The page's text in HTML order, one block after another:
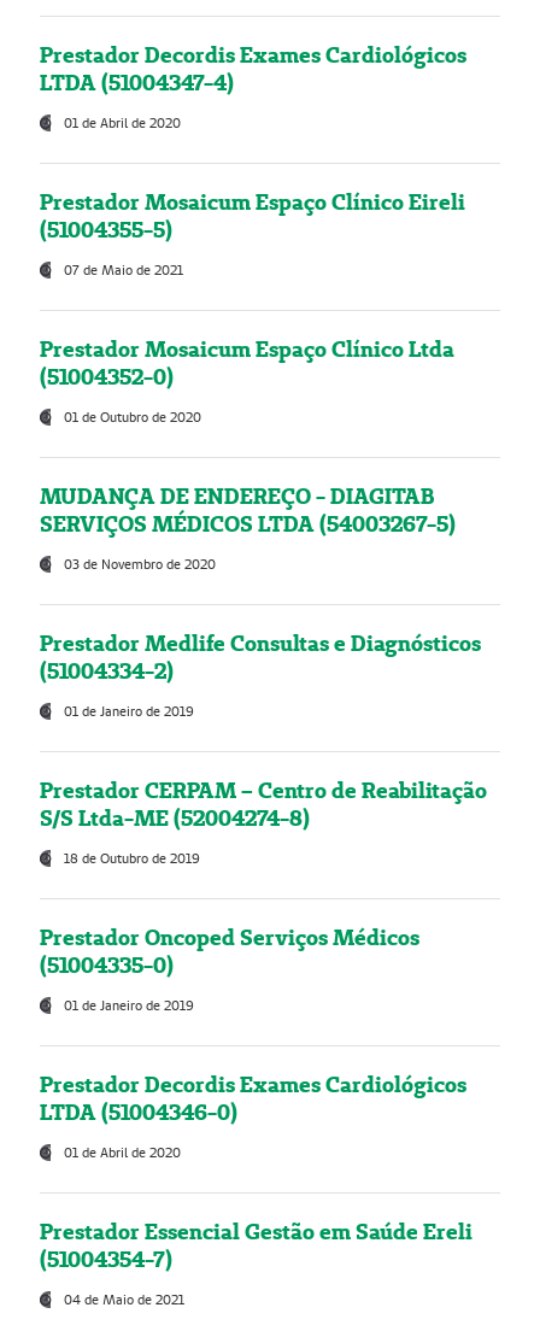
Prestador Decordis Exames Cardiológicos
LTDA (51004347-4)
01 de Abril de 2020
Prestador Mosaicum Espaço Clínico Eireli
(51004355-5)
07 de Maio de 2021
Prestador Mosaicum Espaço Clínico Ltda
(51004352-0)
01 de Outubro de 2020
MUDANÇA DE ENDEREÇO - DIAGITAB
SERVIÇOS MÉDICOS LTDA (54003267-5)
03 de Novembro de 2020
Prestador Medlife Consultas e Diagnósticos
(51004334-2)
01 de Janeiro de 2019
Prestador CERPAM – Centro de Reabilitação
S/S Ltda-ME (52004274-8)
18 de Outubro de 2019
Prestador Oncoped Serviços Médicos
(51004335-0)
01 de Janeiro de 2019
Prestador Decordis Exames Cardiológicos
LTDA (51004346-0)
01 de Abril de 2020
Prestador Essencial Gestão em Saúde Ereli
(51004354-7)
04 de Maio de 2021